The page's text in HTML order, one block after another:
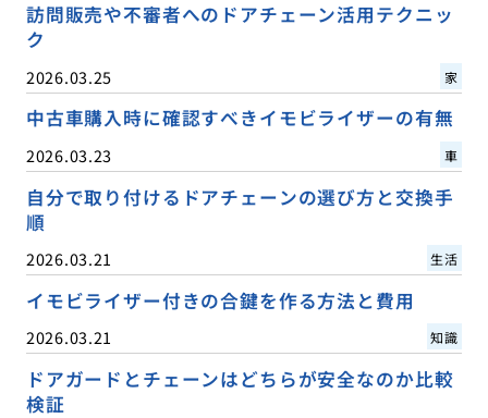
訪問販売や不審者へのドアチェーン活用テクニッ
ク
2026.03.25 家
中古車購入時に確認すべきイモビライザーの有無
2026.03.23 車
自分で取り付けるドアチェーンの選び方と交換手
順
2026.03.21 生活
イモビライザー付きの合鍵を作る方法と費用
2026.03.21 知識
ドアガードとチェーンはどちらが安全なのか比較
検証